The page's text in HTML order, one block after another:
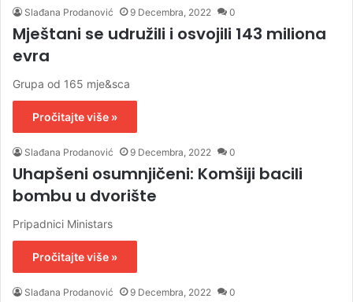
Slađana Prodanović 9 Decembra, 2022 0
Mještani se udružili i osvojili 143 miliona
evra
Grupa od 165 mje&sca
Pročitajte više »
Slađana Prodanović 9 Decembra, 2022 0
Uhapšeni osumnjičeni: Komšiji bacili
bombu u dvorište
Pripadnici Ministars
Pročitajte više »
Slađana Prodanović 9 Decembra, 2022 0